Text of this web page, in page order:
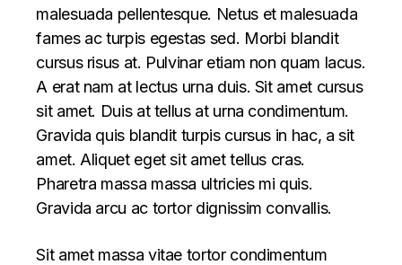
malesuada pellentesque. Netus et malesuada
fames ac turpis egestas sed. Morbi blandit
cursus risus at. Pulvinar etiam non quam lacus.
A erat nam at lectus urna duis. Sit amet cursus
sit amet. Duis at tellus at urna condimentum.
Gravida quis blandit turpis cursus in hac, a sit
amet. Aliquet eget sit amet tellus cras.
Pharetra massa massa ultricies mi quis.
Gravida arcu ac tortor dignissim convallis.
Sit amet massa vitae tortor condimentum